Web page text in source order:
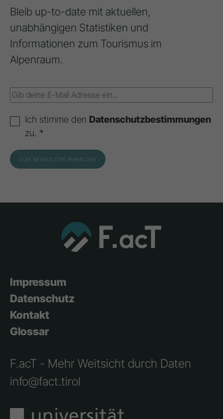
Bleib up-to-date mit aktuellen,
unabhängigen Statistiken und
Informationen zum Tourismus im
Alpenraum.
Ich stimme den Datenschutzbestimmungen
zu. *
Impressum
Datenschutz
Kontakt
Glossar
F.acT - Mehr Weitsicht durch Daten
info@fact.tirol